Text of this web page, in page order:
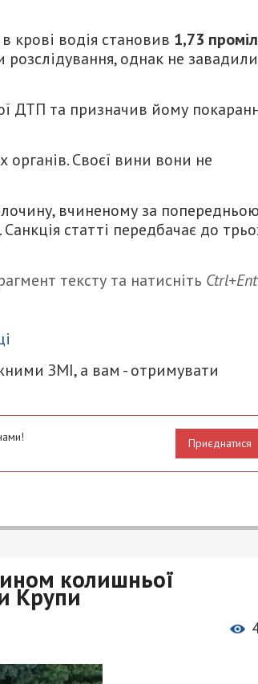
крові водія становив 1,73
розслідування, однак не завадили
ДТП та призначив йому
Своєї вини вони не
вчиненому за
статті передбачає до
тексту та натисніть
ЗМІ, а вам - отримувати
Приєднатися
колишньої
Крупи